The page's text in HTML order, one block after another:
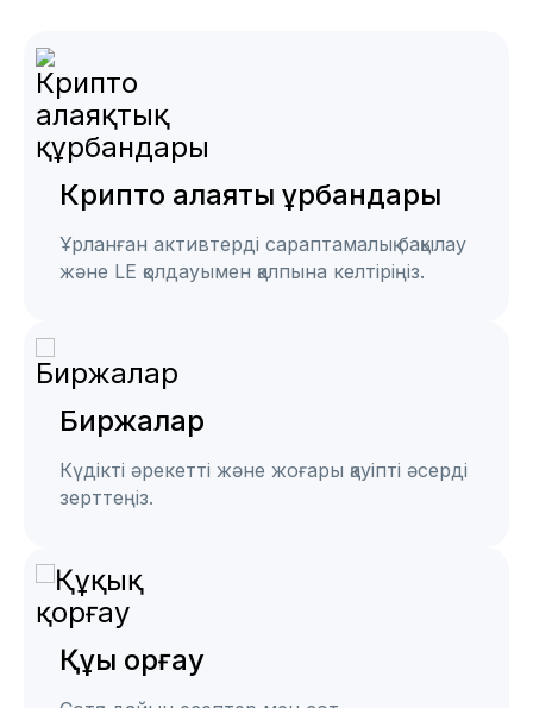
Крипто алаяқтық құрбандары
Ұрланған активтерді сараптамалық бақылау
және LE қолдауымен қалпына келтіріңіз.
Биржалар
Күдікті әрекетті және жоғары қауіпті әсерді
зерттеңіз.
Құқық қорғау